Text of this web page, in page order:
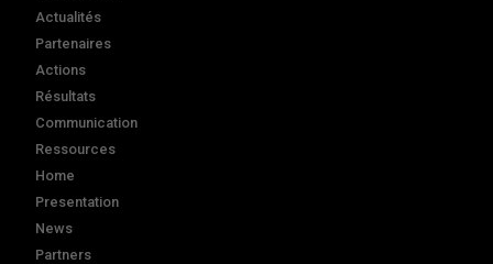
Actualités
Partenaires
Actions
Résultats
Communication
Ressources
Home
Presentation
News
Partners